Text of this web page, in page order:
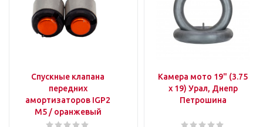
Спускные клапана
передних
амортизаторов IGP2
M5 / оранжевый
Камера мото 19" (3.75
х 19) Урал, Днепр
Петрошина